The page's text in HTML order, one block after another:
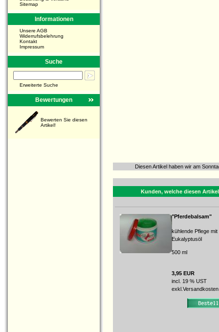
Sitemap
Informationen
Unsere AGB
Widerrufsbelehrung
Kontakt
Impressum
Suche
Erweiterte Suche
Bewertungen
Bewerten Sie diesen
Artikel!
Diesen Artikel haben wir am
Kunden, welche diesen
"Pferdebalsam"
kühlende Pflege mit
Eukalyptusöl
500 ml
3,95 EUR
incl. 19 % UST
exkl. Versandkosten